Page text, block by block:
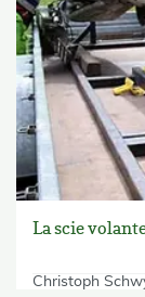
La scie
Christoph